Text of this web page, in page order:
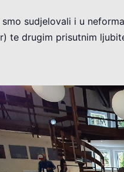
smo sudjelovali i u
te drugim prisutnim